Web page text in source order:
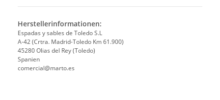
Herstellerinformationen:
Espadas y sables de Toledo S.L
A-42 (Crtra. Madrid-Toledo Km 61.900)
45280 Olias del Rey (Toledo)
Spanien
comercial@marto.es